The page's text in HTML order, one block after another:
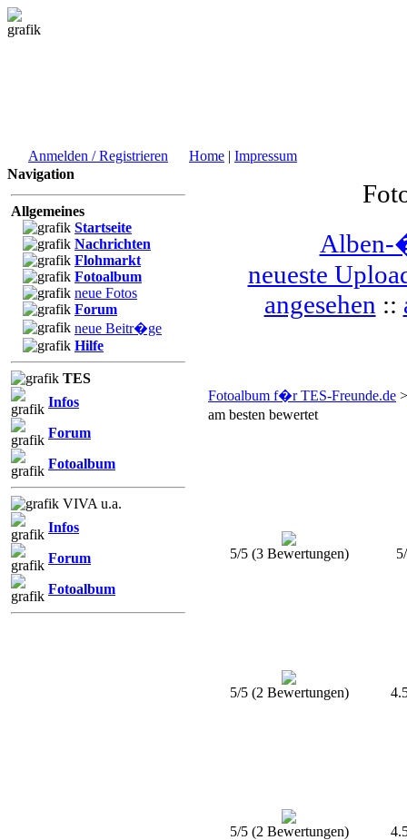
Anmelden / Registrieren Home | Impressum
Navigation
Allgemeines
Startseite
Nachrichten
Flohmarkt
Fotoalbum
neue Fotos
Forum
neue Beitr�ge
Hilfe
TES
Infos
Forum
Fotoalbum
VIVA u.a.
Infos
Forum
Fotoalbum
Alben-
neueste
angesehen ::
Fotoalbum f�r TES-Freunde.de
am besten bewertet
5/5 (3 Bewertungen)
5/5 (2 Bewertungen)
5/5 (2 Bewertungen)